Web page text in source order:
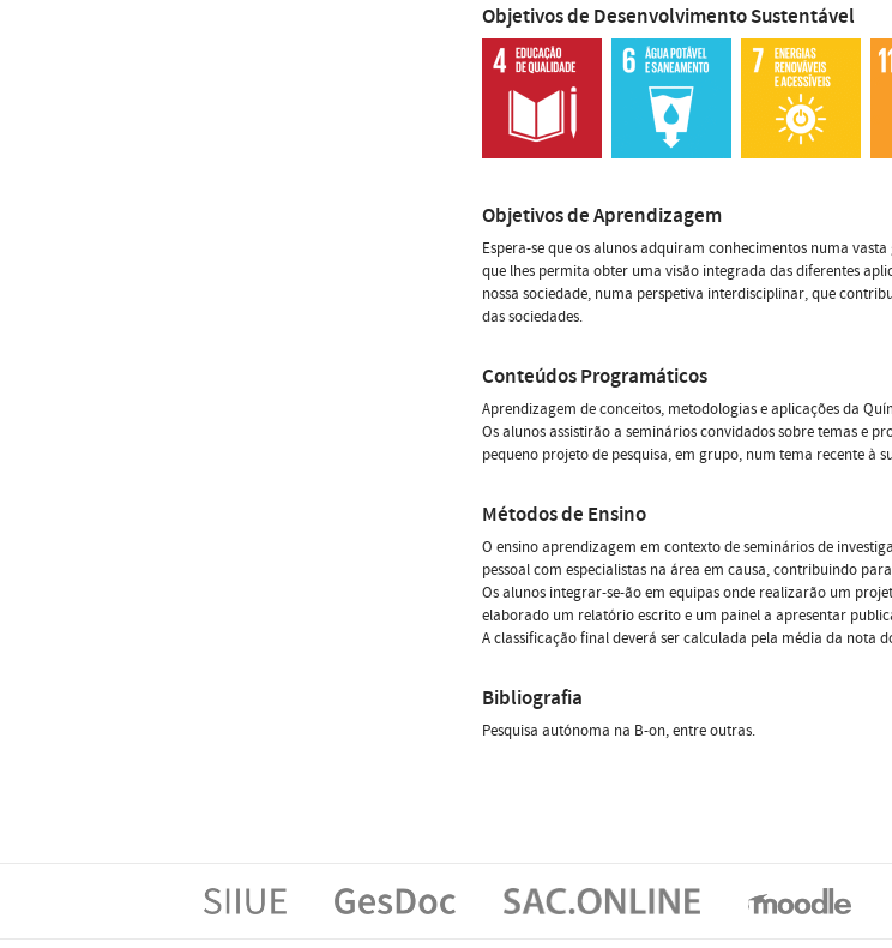
Objetivos de Desenvolvimento Sustentável
Objetivos de Aprendizagem
Espera-se que os alunos adquiram conhecimentos numa
que lhes permita obter uma visão integrada das diferentes
nossa sociedade, numa perspetiva interdisciplinar, que
das sociedades.
Conteúdos Programáticos
Aprendizagem de conceitos, metodologias e aplicações da
Os alunos assistirão a seminários convidados sobre temas e
pequeno projeto de pesquisa, em grupo, num tema recente à
Métodos de Ensino
O ensino aprendizagem em contexto de seminários de
pessoal com especialistas na área em causa, contribuindo
Os alunos integrar-se-ão em equipas onde realizarão um
elaborado um relatório escrito e um painel a apresentar
A classificação final deverá ser calculada pela média da nota
Bibliografia
Pesquisa autónoma na B-on, entre outras.